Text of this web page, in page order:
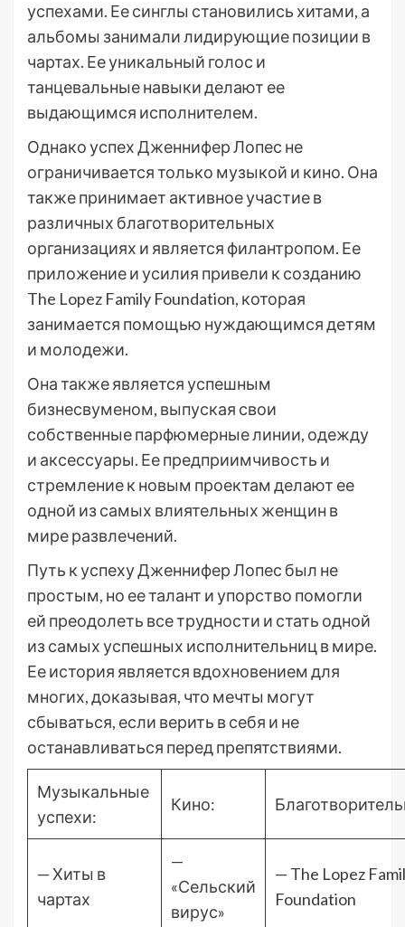
успехами. Ее синглы становились хитами, а
альбомы занимали лидирующие позиции в
чартах. Ее уникальный голос и
танцевальные навыки делают ее
выдающимся исполнителем.
Однако успех Дженнифер Лопес не
ограничивается только музыкой и кино. Она
также принимает активное участие в
различных благотворительных
организациях и является филантропом. Ее
приложение и усилия привели к созданию
The Lopez Family Foundation, которая
занимается помощью нуждающимся детям
и молодежи.
Она также является успешным
бизнесвуменом, выпуская свои
собственные парфюмерные линии, одежду
и аксессуары. Ее предприимчивость и
стремление к новым проектам делают ее
одной из самых влиятельных женщин в
мире развлечений.
Путь к успеху Дженнифер Лопес был не
простым, но ее талант и упорство помогли
ей преодолеть все трудности и стать одной
из самых успешных исполнительниц в мире.
Ее история является вдохновением для
многих, доказывая, что мечты могут
сбываться, если верить в себя и не
останавливаться перед препятствиями.
Музыкальные
успехи:
Кино:
— Хиты в
чартах
—
«Сельский
вирус»
— The Lopez
Foundation